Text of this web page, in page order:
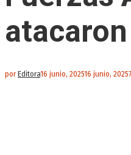
porEditora16 junio, 202516 junio, 2025